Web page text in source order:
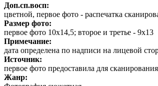
Доп.сп.восп:
цветной, первое фото - распечатка
Размер фото:
первое фото 10х14,5; второе и третье - 9х13
Примечание:
дата определена по надписи на лицевой
Источник:
первое фото предоставила для
Жанр: